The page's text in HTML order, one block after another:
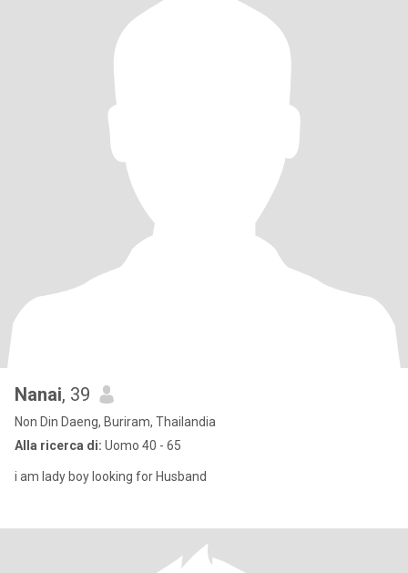
Nanai, 39
Non Din Daeng, Buriram, Thailandia
Alla ricerca di: Uomo 40 - 65
i am lady boy looking for Husband